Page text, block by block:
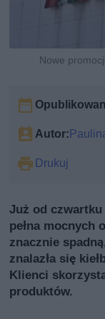
Nowe
Autor:
Drukuj
Już od
pełna mocnych
znacznie
znalazła się
Klienci
produktów.